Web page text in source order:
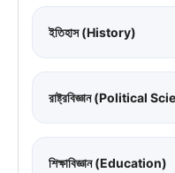
ইতিহাস (History)
রাষ্ট্রবিজ্ঞান (Political
শিক্ষাবিজ্ঞান (Education)